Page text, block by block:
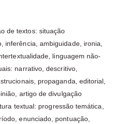
de textos: situação
inferência, ambiguidade, ironia,
linguagem não-
narrativo, descritivo,
propaganda, editorial,
artigo de divulgação
textual: progressão temática,
enunciado, pontuação,